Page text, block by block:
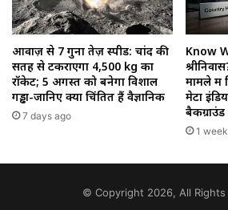
आवाज़ से 7 गुना तेज़ स्पीड: चांद की
सतह से टकराएगा 4,500 kg का
रॉकेट; 5 अगस्त को बनेगा विशाल
गड्ढा-जानिए क्यों चिंतित हैं वैज्ञानिक
7 days ago
Know
मामले में
मेटा
बैकग्राउंड
1
© Copyright 2026, All Rights